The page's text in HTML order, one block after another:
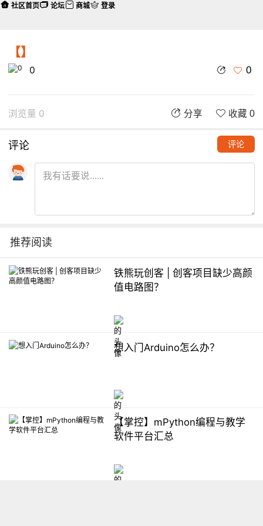
【】
0 0
浏览量 0 分享 收藏 0
评论 评论
推荐阅读
铁熊玩创客 | 创客项目缺少高颜
值电路图？
想入门Arduino怎么办？
【掌控】mPython编程与教学
软件平台汇总
社区首页 论坛 商城 登录